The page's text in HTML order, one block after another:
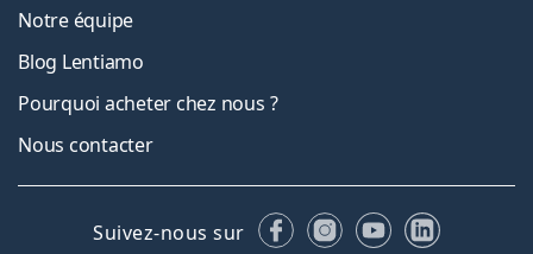
Notre équipe
Blog Lentiamo
Pourquoi acheter chez nous ?
Nous contacter
Suivez-nous sur FacebookInstagram
YouTubeLinkedIn